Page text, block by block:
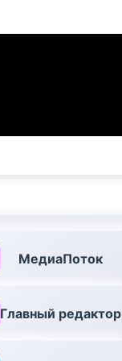
МедиаПоток
Главный редактор